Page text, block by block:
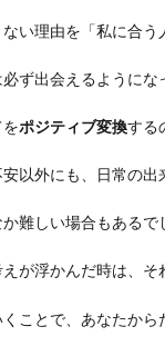
い理由を「私に合う
必ず出会えるようにな
ポジティブ変換する
以外にも、日常の出
難しい場合もあるで
が浮かんだ時は、そ
ことで、あなたから